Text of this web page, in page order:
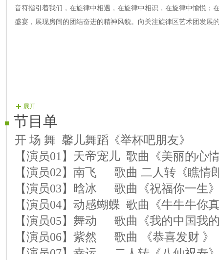
音符指引着我们，在旋律中相遇，在旋律中相识，在旋律中愉悦；
盛宴，展现房间的团结奋进的精神风貌。向关注旋律区艺术团发展
展开
节目单
开 场 舞 馨儿舞蹈《举杯吧朋友》
【演员01】天帝宠儿 歌曲《美丽的心
【演员02】南飞 歌曲 二人转《瞧情
【演员03】晗冰 歌曲《祝福你一生
【演员04】动感蝴蝶 歌曲《牛牛牛你
【演员05】舞动 歌曲《我的中国我
【演员06】紫然 歌曲 《恭喜发财 》
【演员07】幸运 二人转《八仙祝寿